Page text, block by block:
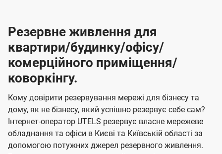
Резервне живлення для
квартири/будинку/офісу/
комерційного приміщення/
коворкінгу.
Кому довірити резервування мережі для бізнесу та
дому, як не бізнесу, який успішно резервує себе сам?
Інтернет-оператор UTELS резервує власне мережеве
обладнання та офіси в Києві та Київській області за
допомогою потужних джерел резервного живлення.